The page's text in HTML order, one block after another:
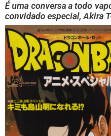
É uma conversa a todo
convidado especial, Akira